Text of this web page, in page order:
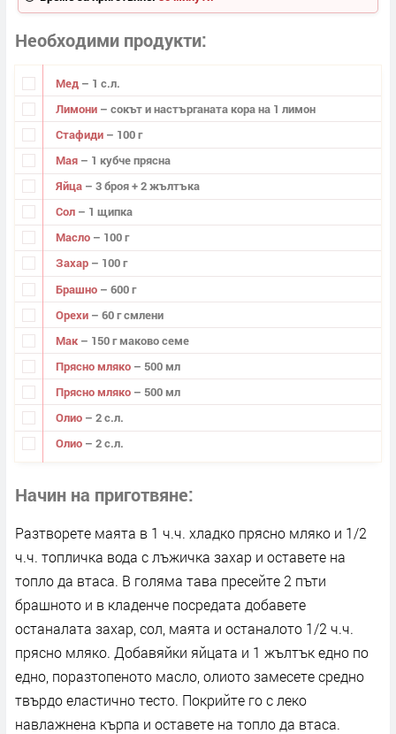
Необходими продукти
Мед – 1 с.л.
Лимони – сокът и настърганата кора на 1 лимон
Стафиди – 100 г
Мая – 1 кубче прясна
Яйца – 3 броя + 2 жълтъка
Сол – 1 щипка
Масло – 100 г
Захар – 100 г
Брашно – 600 г
Орехи – 60 г смлени
Мак – 150 г маково семе
Прясно мляко – 500 мл
Прясно мляко – 500 мл
Олио – 2 с.л.
Олио – 2 с.л.
Начин на приготвяне
Разтворете маята в 1 ч.ч. хладко прясно мляко и 1/2
ч.ч. топличка вода с лъжичка захар и оставете на
топло да втаса. В голяма тава пресейте 2 пъти
брашното и в кладенче посредата добавете
останалата захар, сол, маята и останалото 1/2 ч.ч.
прясно мляко. Добавяйки яйцата и 1 жълтък едно по
едно, поразтопеното масло, олиото замесете средно
твърдо еластично тесто. Покрийте го с леко
навлажнена кърпа и оставете на топло да втаса.